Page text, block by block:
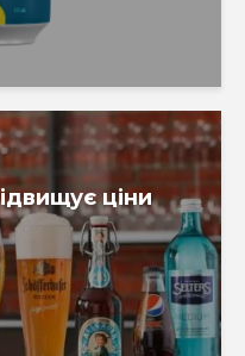
ціни